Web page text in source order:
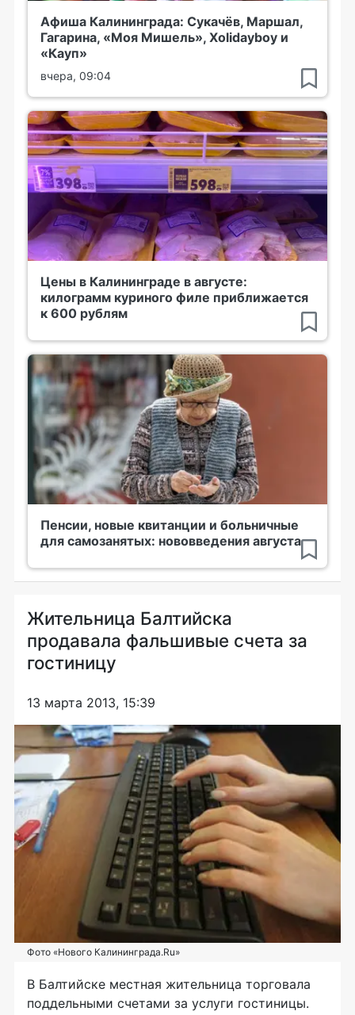
Афиша Калининграда: Сукачёв, Маршал,
Гагарина, «Моя Мишель», Xolidayboy и
«Кауп»
вчера, 09:04
Цены в Калининграде в августе:
килограмм куриного филе приближается
к 600 рублям
Пенсии, новые квитанции и больничные
для самозанятых: нововведения августа
Жительница Балтийска
продавала фальшивые счета за
гостиницу
13 марта 2013, 15:39
Фото «Нового Калининграда.Ru»
В Балтийске местная жительница торговала
поддельными счетами за услуги гостиницы.